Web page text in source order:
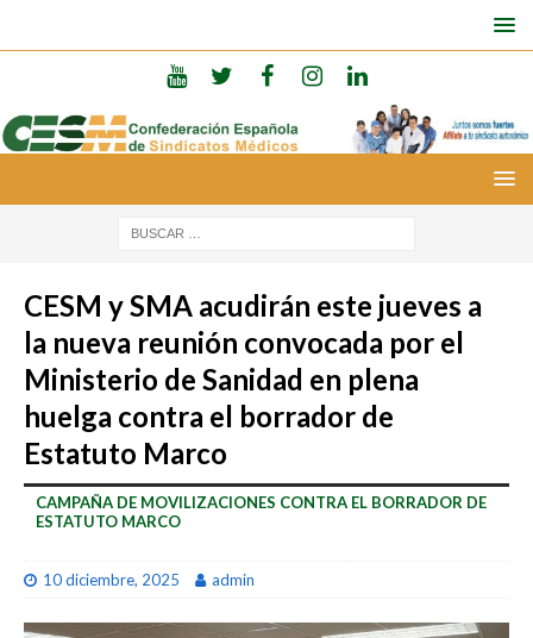
CESM y SMA acudirán este jueves a
la nueva reunión convocada por el
Ministerio de Sanidad en plena
huelga contra el borrador de
Estatuto Marco
CAMPAÑA DE MOVILIZACIONES CONTRA EL BORRADOR DE
ESTATUTO MARCO
10 diciembre, 2025 admin